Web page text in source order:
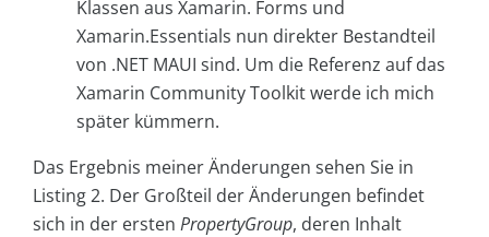
Klassen aus Xamarin. Forms und
Xamarin.Essentials nun direkter Bestandteil
von .NET MAUI sind. Um die Referenz auf das
Xamarin Community Toolkit werde ich mich
später kümmern.
Das Ergebnis meiner Änderungen sehen Sie in
Listing 2. Der Großteil der Änderungen befindet
sich in der ersten PropertyGroup, deren Inhalt